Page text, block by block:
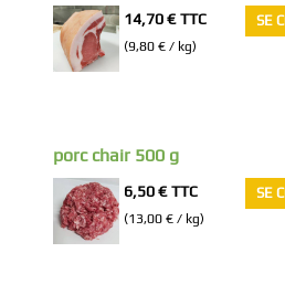
14,70 € TTC
(9,80 € / kg)
SE
porc chair 500 g
6,50 € TTC
(13,00 € / kg)
SE